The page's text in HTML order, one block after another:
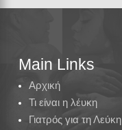
Main Links
Αρχική
Τι είναι η λέυκη
Γιατρός για τη Λεύκη